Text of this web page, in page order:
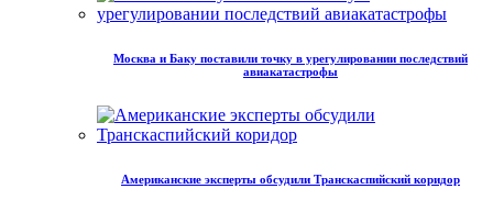
Москва и Баку поставили точку в урегулировании последствий
авиакатастрофы
Американские эксперты обсудили Транскаспийский коридор